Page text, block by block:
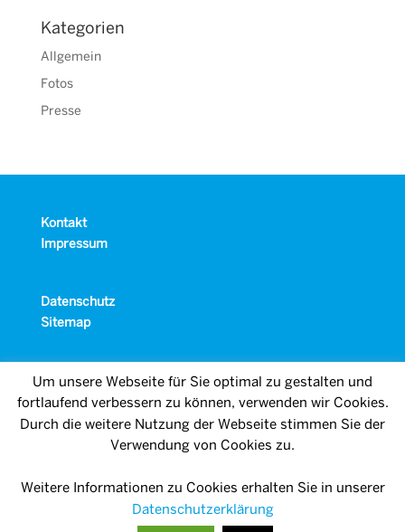
Kategorien
Allgemein
Fotos
Presse
Kontakt
Impressum
Datenschutz
Sitemap
Um unsere Webseite für Sie optimal zu gestalten und
fortlaufend verbessern zu können, verwenden wir Cookies.
Durch die weitere Nutzung der Webseite stimmen Sie der
Verwendung von Cookies zu.
Weitere Informationen zu Cookies erhalten Sie in unserer
Datenschutzerklärung